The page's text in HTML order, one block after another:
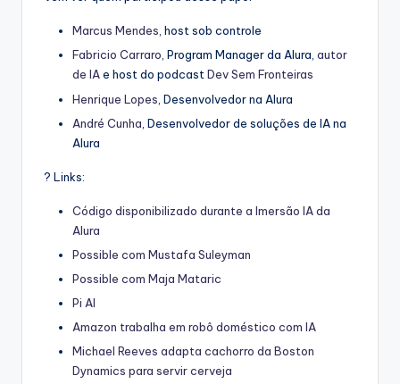
Marcus Mendes, host sob controle
Fabricio Carraro, Program Manager da Alura, autor
de IAe host do podcastDev Sem Fronteiras
Henrique Lopes , Desenvolvedor na Alura
André Cunha , Desenvolvedor de soluções de IA na
Alura
? Links:
Código disponibilizado durante a Imersão IA da
Alura
Possible com Mustafa Suleyman
Possible com Maja Mataric
Pi AI
Amazon trabalha em robô doméstico com IA
Michael Reeves adapta cachorro da Boston
Dynamics para servir cerveja